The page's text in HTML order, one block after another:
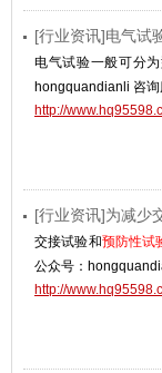
[行业资讯]电气试
电气试验一般可分
hongquandianli 咨
http://
[行业资讯]为减少
交接试验和预防性试
公众号：
http://